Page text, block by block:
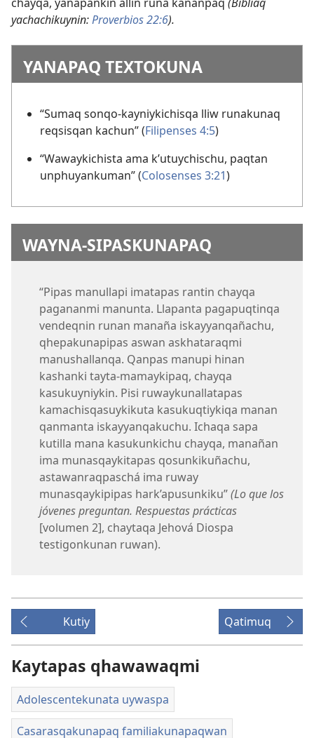
yachachikuynin:Proverbios 22:6).
YANAPAQ TEXTOKUNA
“Sumaq sonqo-kayniykichisqa lliw runakunaq
reqsisqan kachun” (Filipenses 4:5)
“Wawaykichista ama k’utuychischu, paqtan
unphuyankuman” (Colosenses 3:21)
WAYNA-SIPASKUNAPAQ
“Pipas manullapi imatapas rantin chayqa
pagananmi manunta. Llapanta pagapuqtinqa
vendeqnin runan manaña iskayyanqañachu,
qhepakunapipas aswan askhataraqmi
manushallanqa. Qanpas manupi hinan
kashanki tayta-mamaykipaq, chayqa
kasukuyniykin. Pisi ruwaykunallatapas
kamachisqasuykikuta kasukuqtiykiqa manan
qanmanta iskayyanqakuchu. Ichaqa sapa
kutilla mana kasukunkichu chayqa, manañan
ima munasqaykitapas qosunkikuñachu,
astawanraqpaschá ima ruway
munasqaykipipas hark’apusunkiku”(Lo que los
jóvenes preguntan. Respuestas prácticas
[volumen 2], chaytaqa Jehová Diospa
testigonkunan ruwan).
Kutiy Qatimuq
Kaytapas qhawawaqmi
Adolescentekunata uywaspa
Casarasqakunapaq familiakunapaqwan